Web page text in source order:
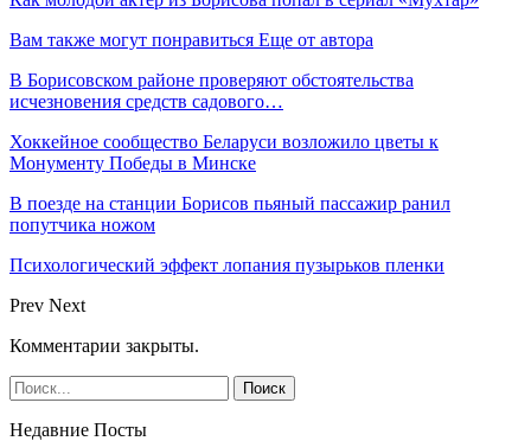
Вам также могут понравиться Еще от автора
В Борисовском районе проверяют обстоятельства
исчезновения средств садового…
Хоккейное сообщество Беларуси возложило цветы к
Монументу Победы в Минске
В поезде на станции Борисов пьяный пассажир ранил
попутчика ножом
Психологический эффект лопания пузырьков пленки
Prev Next
Комментарии закрыты.
Недавние Посты